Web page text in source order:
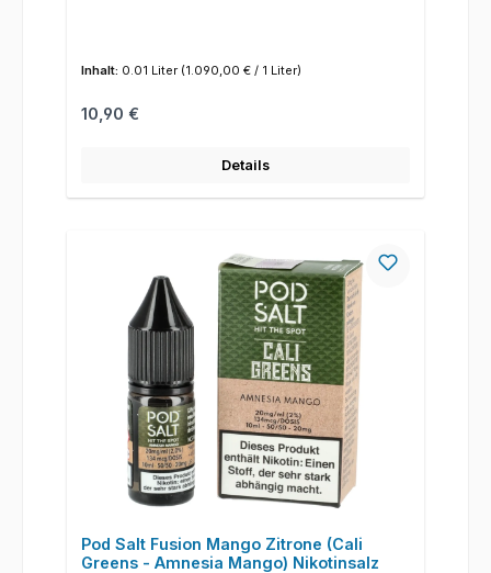
Inhalt: 0.01 Liter (1.090,00 € / 1 Liter)
Regulärer Preis:
10,90 €
Details
Pod Salt Fusion Mango Zitrone (Cali
Greens - Amnesia Mango) Nikotinsalz